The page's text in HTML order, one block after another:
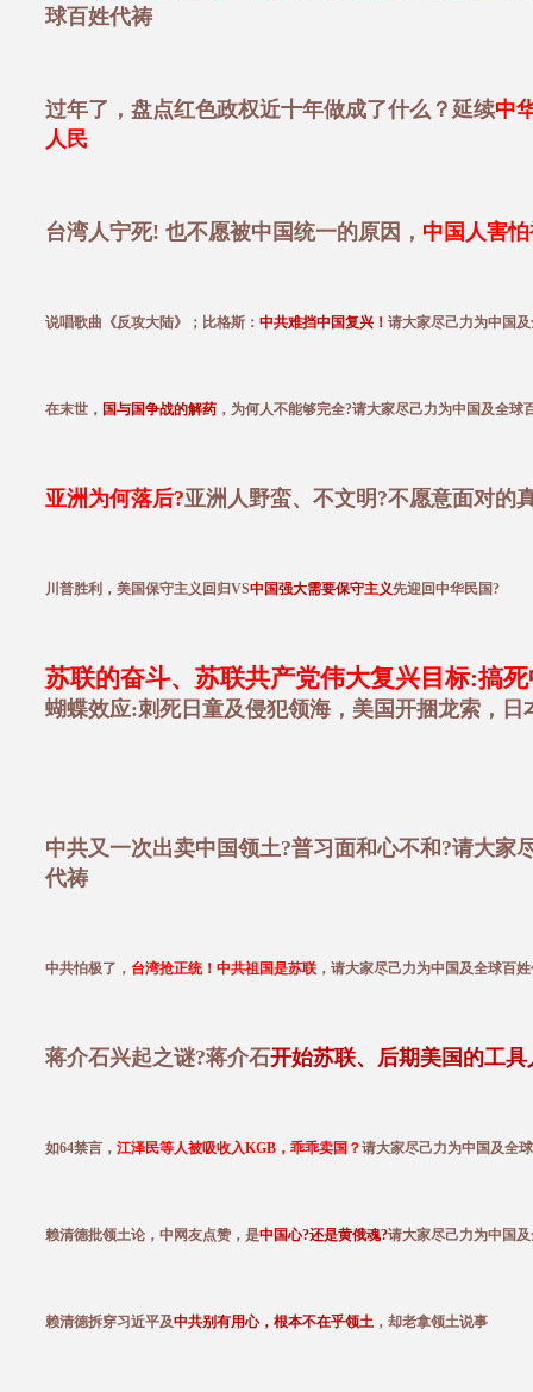
球百姓代祷
过年了，盘点红色政权近十年做成了什么？延续中
人民
台湾人宁死! 也不愿被中国统一的原因， 中国人害
说唱歌曲《反攻大陆》；比格斯： 中共难挡中国复兴！ 请大家尽己力为中国
在末世， 国与国争战的解药 ，为何人不能够完全?请大家尽己力为中国及全球
亚洲为何落后?亚洲人野蛮、不文明?不愿意面对的
川普胜利，美国保守主义回归VS中国强大需要保守主义先迎回中华民国?
苏联的奋斗、苏联共产党伟大复兴目标:搞
蝴蝶效应:刺死日童及侵犯领海，美国开捆龙索，日
中共又一次出卖中国领土?普习面和心不和?请大家
代祷
中共怕极了， 台湾抢正统！中共祖国是苏联 ，请大家尽己力为中国及全球百
蒋介石兴起之谜?蒋介石开始苏联、后期美国的工具
如64禁言， 江泽民等人被吸收入KGB，乖乖卖国？请大家尽己力为中国及全
赖清德批领土论，中网友点赞，是中国心?还是黄俄魂?请大家尽己力为中国
赖清德拆穿习近平及中共别有用心，根本不在乎领土 ，却老拿领土说事